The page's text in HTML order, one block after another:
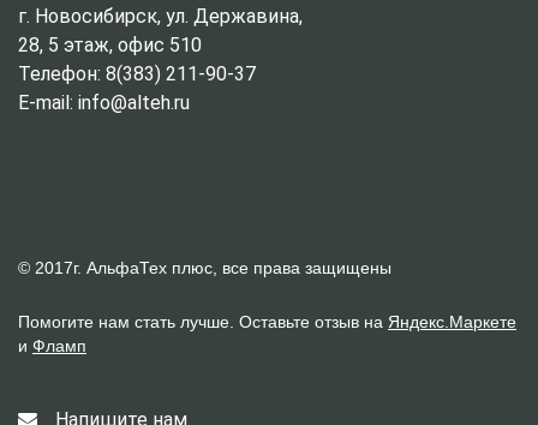
г. Новосибирск, ул. Державина,
28, 5 этаж, офис 510
Телефон: 8(383) 211-90-37
E-mail: info@alteh.ru
© 2017г. АльфаТех плюс, все права защищены
Помогите нам стать лучше. Оставьте отзыв на Яндекс.Маркете
и Фламп
Напишите нам